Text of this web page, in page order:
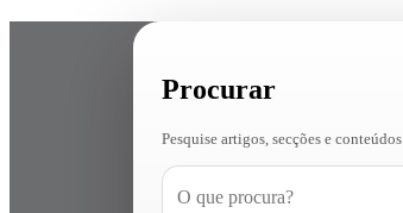
Procurar
Pesquise artigos, secções e conteúdos